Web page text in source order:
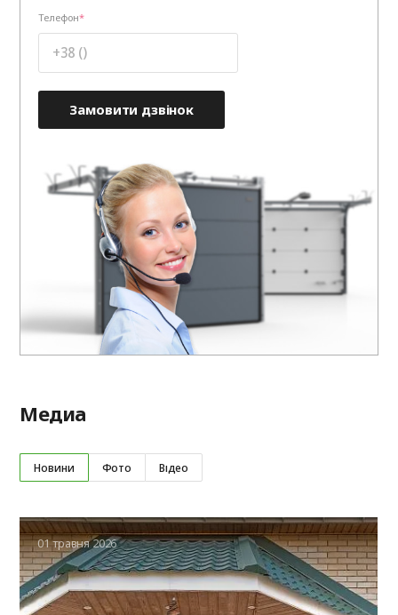
Телефон
Замовити дзвінок
Медиа
Новини Фото Відео
01 травня 2026